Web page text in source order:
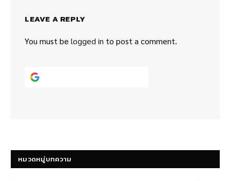
LEAVE A REPLY
You must be logged in to post a comment.
หมวดหมู่บทความ